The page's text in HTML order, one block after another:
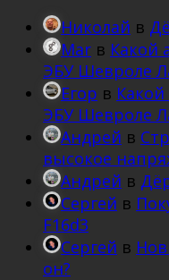
Николай в
Mar в Какой
ЭБУ Шевроле
Егор в
ЭБУ Шевроле
Андрей в
высокое
Андрей в
Сергей в
F16d3
Сергей в
он?